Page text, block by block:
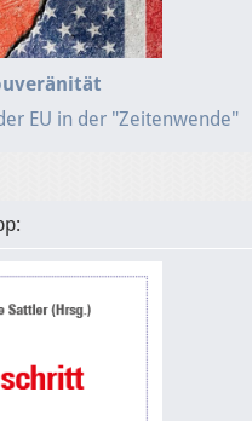
EU in der "Zeitenwende"